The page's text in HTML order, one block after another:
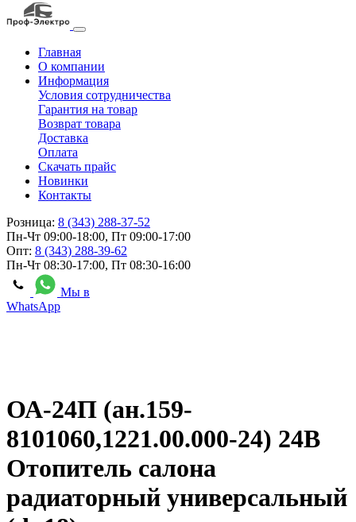
Главная
О компании
Информация
Условия сотрудничества
Гарантия на товар
Возврат товара
Доставка
Оплата
Скачать прайс
Новинки
Контакты
Розница: 8 (343) 288-37-52
Пн-Чт 09:00-18:00, Пт 09:00-17:00
Опт: 8 (343) 288-39-62
Пн-Чт 08:30-17:00, Пт 08:30-16:00
Мы в
WhatsApp
ОА-24П (ан.159-
8101060,1221.00.000-24) 24В
Отопитель салона
радиаторный универсальный